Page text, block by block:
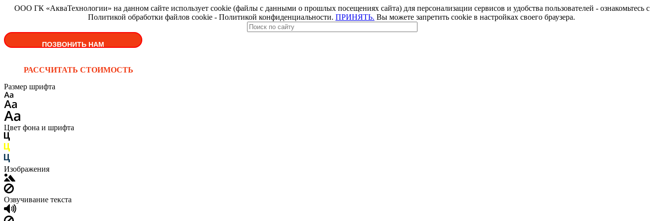
ООО ГК «АкваТехнологии» на данном сайте использует cookie (файлы с данными о прошлых посещениях сайта) для персонализации сервисов и удобства пользователей - ознакомьтесь с
Политикой обработки файлов cookie - Политикой конфиденциальности. ПРИНЯТЬ. Вы можете запретить cookie в настройках своего браузера.
ПОЗВОНИТЬ НАМ
РАССЧИТАТЬ СТОИМОСТЬ
Размер шрифта
Цвет фона и шрифта
Изображения
Озвучивание текста